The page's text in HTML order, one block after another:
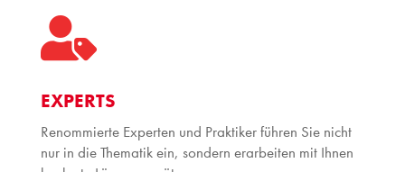

EXPERTS
Renommierte Experten und Praktiker führen Sie nicht
nur in die Thematik ein, sondern erarbeiten mit Ihnen